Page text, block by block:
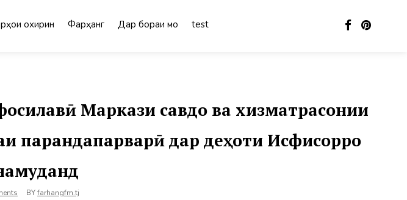
охирин Фарҳанг Дар бораи мо test
Маркази савдо ва хизматрасонии
парандапарварӣ дар деҳоти Исфисорро
BYfarhangfm.tj